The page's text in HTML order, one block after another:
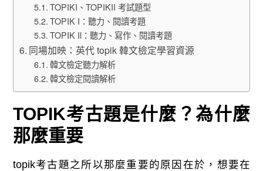
TOPIKI、TOPIKII 考試題型
TOPIK I：聽力、閱讀考題
TOPIK Il：聽力、寫作、閱讀考題
同場加映：英代 topik 韓文檢定學習資源
韓文檢定聽力解析
韓文檢定閱讀解析
TOPIK考古題是什麼？為什麼
那麼重要
topik考古題之所以那麼重要的原因在於，想要在